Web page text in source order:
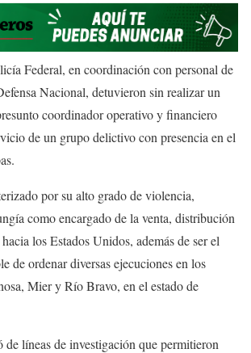
Federal, en coordinación con personal de
Nacional, detuvieron sin realizar un
coordinador operativo y financiero
de un grupo delictivo con presencia en el
por su alto grado de violencia,
como encargado de la venta, distribución
los Estados Unidos, además de ser el
de ordenar diversas ejecuciones en los
Mier y Río Bravo, en el estado de
líneas de investigación que permitieron